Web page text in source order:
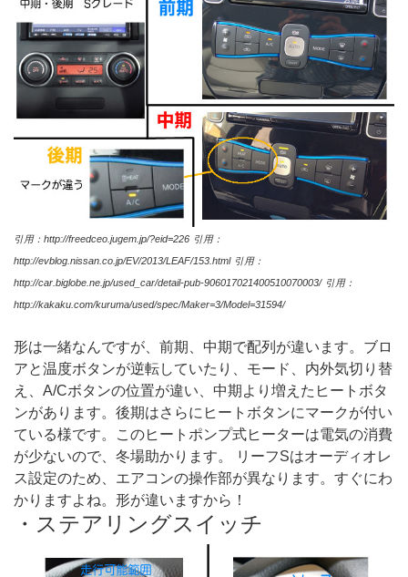
引用：http://freedceo.jugem.jp/?eid=226 引用：
http://evblog.nissan.co.jp/EV/2013/LEAF/153.html 引用：
http://car.biglobe.ne.jp/used_car/detail-pub-906017021400510070003/ 引用：
http://kakaku.com/kuruma/used/spec/Maker=3/Model=31594/
形は一緒なんですが、前期、中期で配列が違います。ブロ
アと温度ボタンが逆転していたり、モード、内外気切り替
え、A/Cボタンの位置が違い、中期より増えたヒートボタ
ンがあります。後期はさらにヒートボタンにマークが付い
ている様です。このヒートポンプ式ヒーターは電気の消費
が少ないので、冬場助かります。 リーフSはオーディオレ
ス設定のため、エアコンの操作部が異なります。すぐにわ
かりますよね。形が違いますから！
・ステアリングスイッチ